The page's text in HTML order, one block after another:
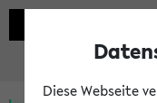
Diese Webseite